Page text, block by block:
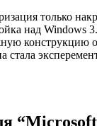
только
над Windows
конструкцию
стала